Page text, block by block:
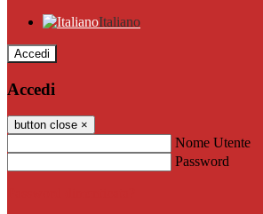
Italiano
Accedi
Accedi
button close ×
Nome Utente
Password